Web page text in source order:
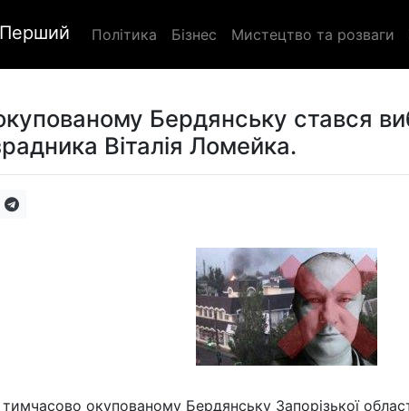
Політика Бізнес Мистецтво та розваги
Бердянську стався
Віталія Ломейка.
окупованому Бердянську Запорізької